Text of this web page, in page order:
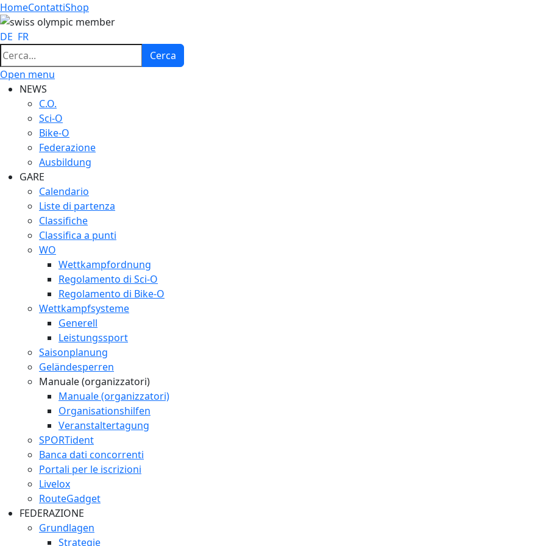
HomeContattiShop
DE FR
Cerca
Cerca
Open menu
NEWS
C.O.
Sci-O
Bike-O
Federazione
Ausbildung
GARE
Calendario
Liste di partenza
Classifiche
Classifica a punti
WO
Wettkampfordnung
Regolamento di Sci-O
Regolamento di Bike-O
Wettkampfsysteme
Generell
Leistungssport
Saisonplanung
Geländesperren
Manuale (organizzatori)
Manuale (organizzatori)
Organisationshilfen
Veranstaltertagung
SPORTident
Banca dati concorrenti
Portali per le iscrizioni
Livelox
RouteGadget
FEDERAZIONE
Grundlagen
Strategie